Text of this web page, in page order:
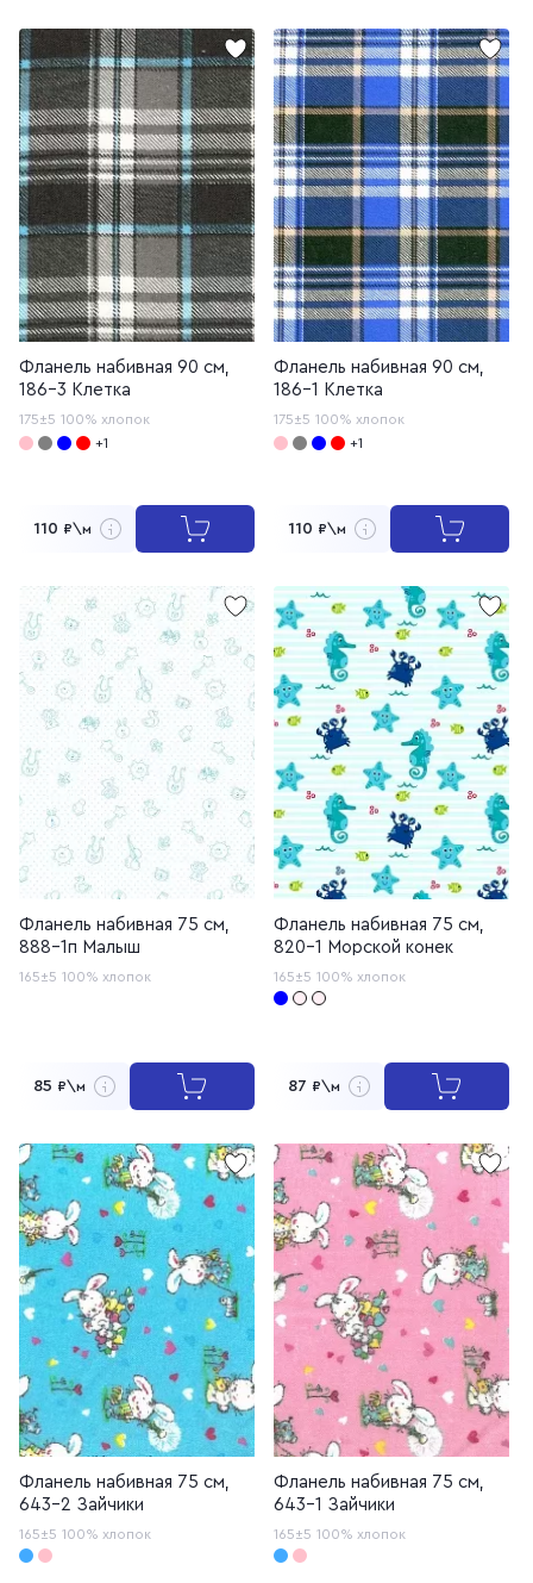
Фланель набивная 90 см,
186-3 Клетка
175±5 100% хлопок
+1
110 ₽\м
Фланель набивная 90 см,
186-1 Клетка
175±5 100% хлопок
+1
110 ₽\м
Фланель набивная 75 см,
888-1п Малыш
165±5 100% хлопок
85 ₽\м
Фланель набивная 75 см,
820-1 Морской конек
165±5 100% хлопок
87 ₽\м
Фланель набивная 75 см,
643-2 Зайчики
165±5 100% хлопок
Фланель набивная 75 см,
643-1 Зайчики
165±5 100% хлопок